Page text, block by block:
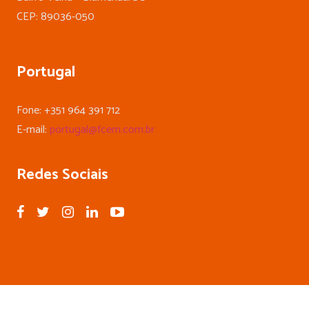
CEP: 89036-050
Portugal
Fone: +351 964 391 712
E-mail: portugal@fcem.com.br
Redes Sociais